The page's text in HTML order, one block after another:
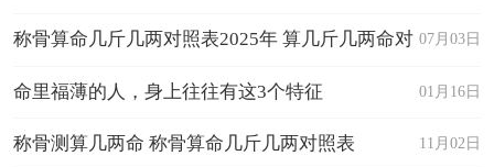
07月03日
称骨算命几斤几两对照表2025年 算几斤几两命对
照表 01月16日
命里福薄的人，身上往往有这3个特征
11月02日
称骨测算几两命 称骨算命几斤几两对照表